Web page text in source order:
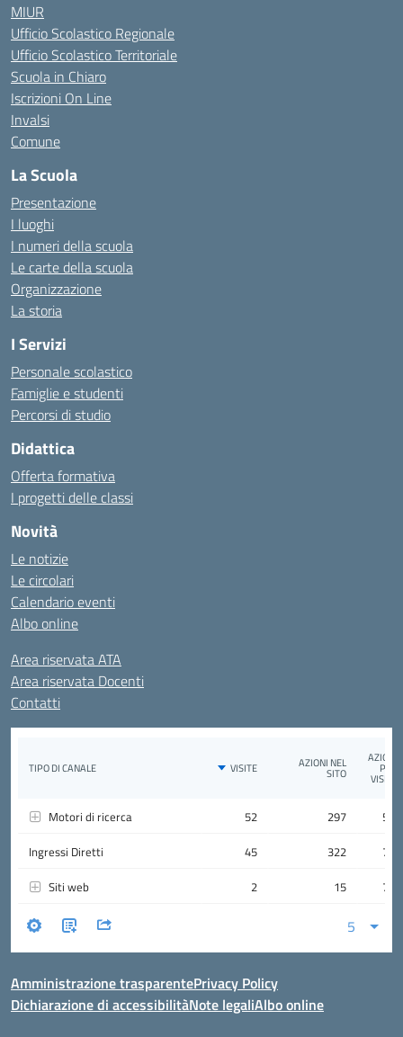
MIUR
Ufficio Scolastico Regionale
Ufficio Scolastico Territoriale
Scuola in Chiaro
Iscrizioni On Line
Invalsi
Comune
La Scuola
Presentazione
I luoghi
I numeri della scuola
Le carte della scuola
Organizzazione
La storia
I Servizi
Personale scolastico
Famiglie e studenti
Percorsi di studio
Didattica
Offerta formativa
I progetti delle classi
Novità
Le notizie
Le circolari
Calendario eventi
Albo online
Area riservata ATA
Area riservata Docenti
Contatti
Amministrazione trasparentePrivacy Policy
Dichiarazione di accessibilitàNote legaliAlbo online